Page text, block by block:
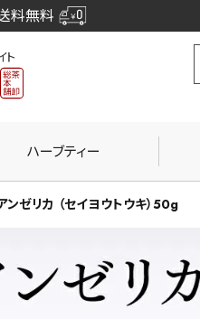
料無料
ト
ハーブティー
ンゼリカ （セイヨウトウキ）50g